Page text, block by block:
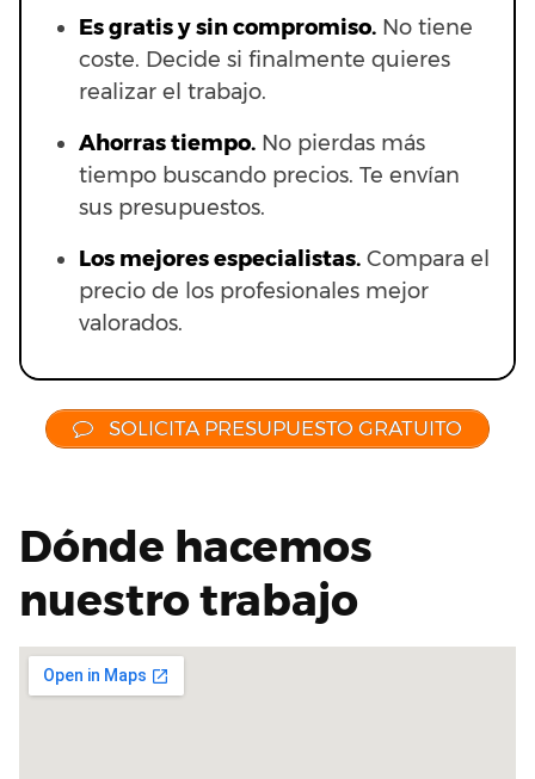
Es gratis y sin compromiso. No tiene
coste. Decide si finalmente quieres
realizar el trabajo.
Ahorras tiempo. No pierdas más
tiempo buscando precios. Te envían
sus presupuestos.
Los mejores especialistas. Compara el
precio de los profesionales mejor
valorados.
SOLICITA PRESUPUESTO GRATUITO
Dónde hacemos
nuestro trabajo